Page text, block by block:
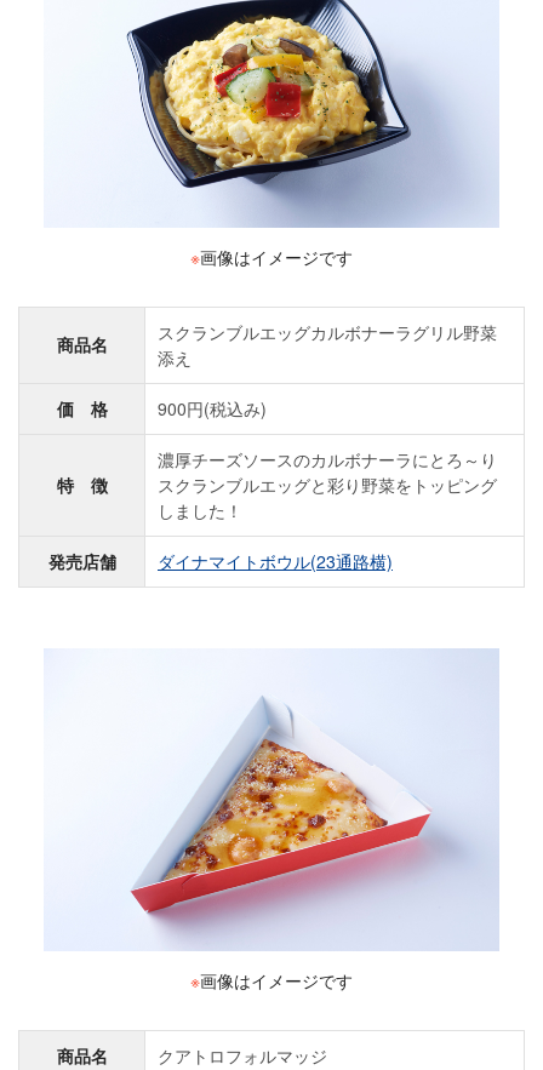
※画像はイメージです
商品名
スクランブルエッグカルボナーラグリル野菜
添え
価 格 900円(税込み)
特 徴
濃厚チーズソースのカルボナーラにとろ～り
スクランブルエッグと彩り野菜をトッピング
しました！
発売店舗 ダイナマイトボウル(23通路横)
※画像はイメージです
商品名 クアトロフォルマッジ